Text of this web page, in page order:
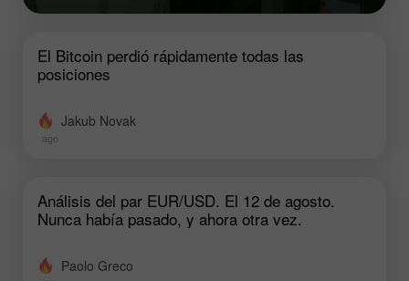
El Bitcoin perdió rápidamente todas las
posiciones
Jakub Novak
ago
Análisis del par EUR/USD. El 12 de agosto.
Nunca había pasado, y ahora otra vez.
Paolo Greco